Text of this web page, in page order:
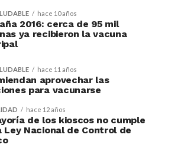
hace 10 años
2016: cerca de 95 mil
ya recibieron la vacuna
hace 11 años
aprovechar las
para vacunarse
hace 12 años
de los kioscos no cumple
Ley Nacional de Control de